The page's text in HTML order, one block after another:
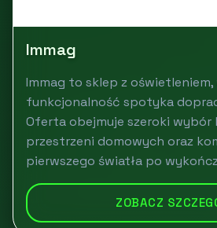
Immag
Immag to sklep z
funkcjonalność spotyka
Oferta obejmuje szeroki wybór
przestrzeni domowych oraz
pierwszego światła po
ZOBACZ